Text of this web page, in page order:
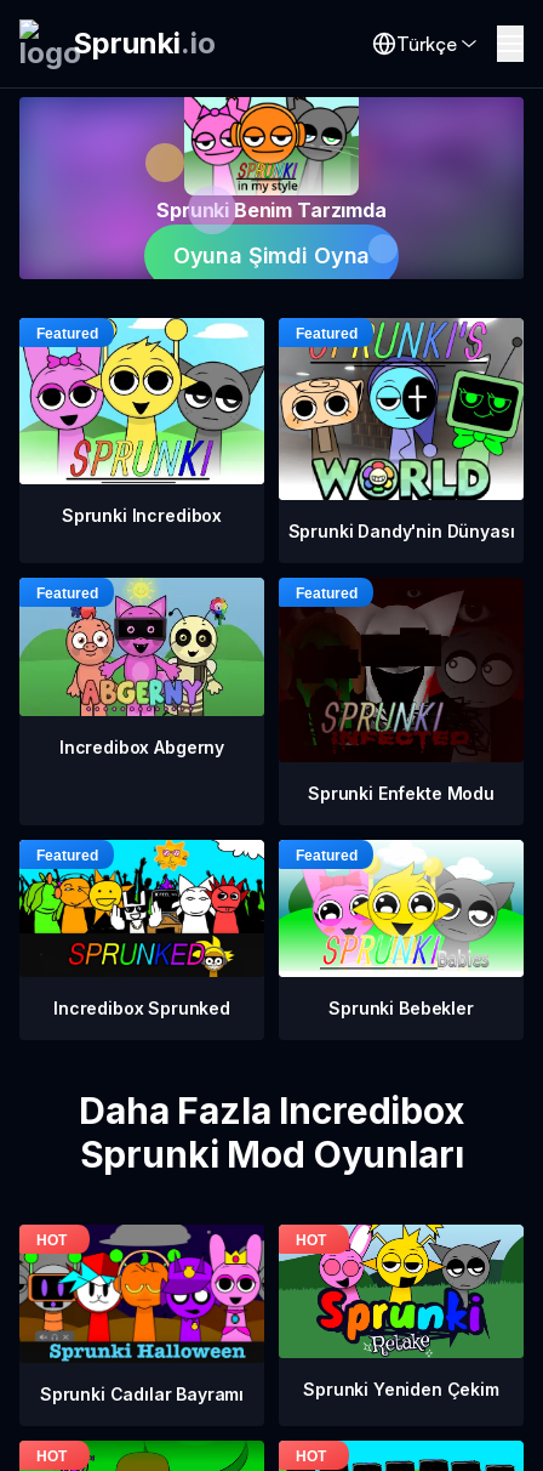
Sprunki.io Türkçe
Sprunki Benim Tarzımda
Oyuna Şimdi Oyna
Sprunki Incredibox
Sprunki Dandy'nin Dünyası
Incredibox Abgerny
Sprunki Enfekte Modu
Incredibox Sprunked Sprunki Bebekler
Daha Fazla Incredibox
Sprunki Mod Oyunları
Sprunki Cadılar Bayramı Sprunki Yeniden Çekim